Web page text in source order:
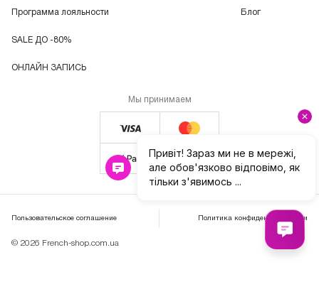
Программа лояльности
SALE ДО -80%
ОНЛАЙН ЗАПИСЬ
Блог
Мы принимаем
© 2026 French-shop.com.ua
Пользовательское соглашение Политика конфиденциальности